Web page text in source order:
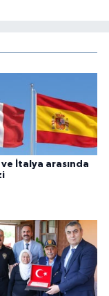
ve İtalya arasında